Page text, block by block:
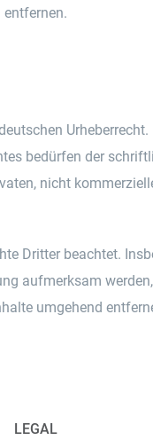
bedürfen der
nicht
Dritter beachtet.
aufmerksam
umgehend
LEGAL